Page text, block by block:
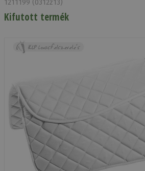
1211199 (0312z13)
Kifutott termék